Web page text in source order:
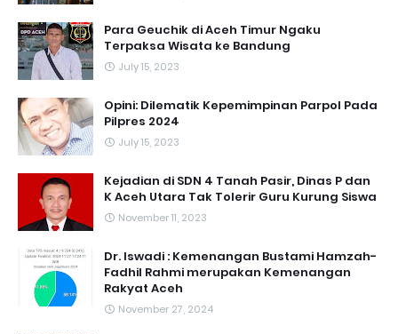
Para Geuchik di Aceh Timur Ngaku
Terpaksa Wisata ke Bandung
July 15, 2023
Opini: Dilematik Kepemimpinan Parpol Pada
Pilpres 2024
July 15, 2023
Kejadian di SDN 4 Tanah Pasir, Dinas P dan
K Aceh Utara Tak Tolerir Guru Kurung Siswa
November 11, 2023
Dr. Iswadi : Kemenangan Bustami Hamzah-
Fadhil Rahmi merupakan Kemenangan
Rakyat Aceh
November 27, 2024